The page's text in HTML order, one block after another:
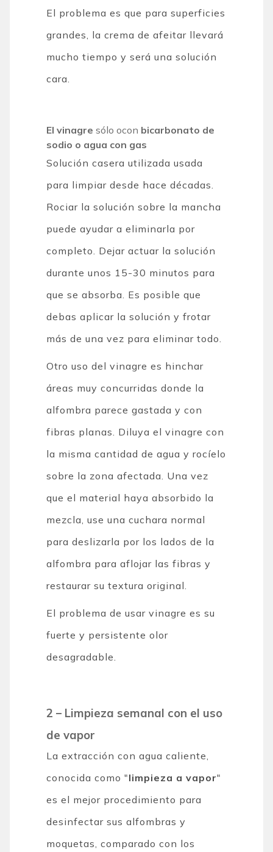
El problema es que para superficies
grandes, la crema de afeitar llevará
mucho tiempo y será una solución
cara.
El vinagre sólo ocon bicarbonato de
sodio o agua con gas
Solución casera utilizada usada
para limpiar desde hace décadas.
Rociar la solución sobre la mancha
puede ayudar a eliminarla por
completo. Dejar actuar la solución
durante unos 15-30 minutos para
que se absorba. Es posible que
debas aplicar la solución y frotar
más de una vez para eliminar todo.
Otro uso del vinagre es hinchar
áreas muy concurridas donde la
alfombra parece gastada y con
fibras planas. Diluya el vinagre con
la misma cantidad de agua y rocíelo
sobre la zona afectada. Una vez
que el material haya absorbido la
mezcla, use una cuchara normal
para deslizarla por los lados de la
alfombra para aflojar las fibras y
restaurar su textura original.
El problema de usar vinagre es su
fuerte y persistente olor
desagradable.
2 – Limpieza semanal con el uso
de vapor
La extracción con agua caliente,
conocida como "limpieza a vapor"
es el mejor procedimiento para
desinfectar sus alfombras y
moquetas, comparado con los